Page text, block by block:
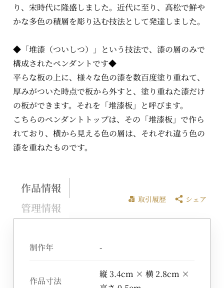
り、宋時代に隆盛しました。近代に至り、高松で鮮や
かな多色の積層を彫り込む技法として発達しました。
◆「堆漆（ついしつ）」という技法で、漆の層のみで
構成されたペンダントです◆
平らな板の上に、様々な色の漆を数百度塗り重ねて、
厚みがついた時点で板から外すと、塗り重ねた漆だけ
の板ができます。それを「堆漆板」と呼びます。
こちらのペンダントトップは、その「堆漆板」で作ら
れており、横から見える色の層は、それぞれ違う色の
漆を重ねたものです。
作品情報
管理情報
取引履歴 シェア
制作年 -
作品寸法
縦 3.4cm × 横 2.8cm ×